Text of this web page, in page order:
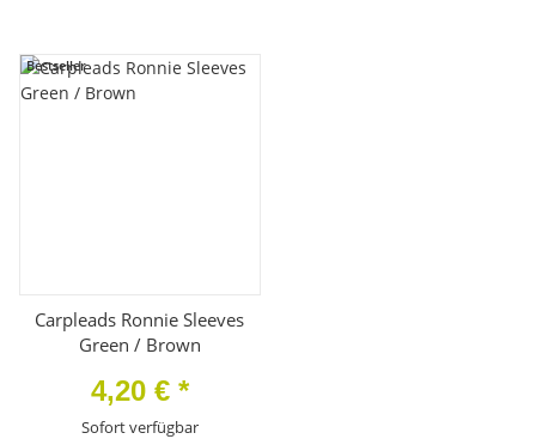
Bestseller
Carpleads Ronnie Sleeves
Green / Brown
4,20 € *
Sofort verfügbar